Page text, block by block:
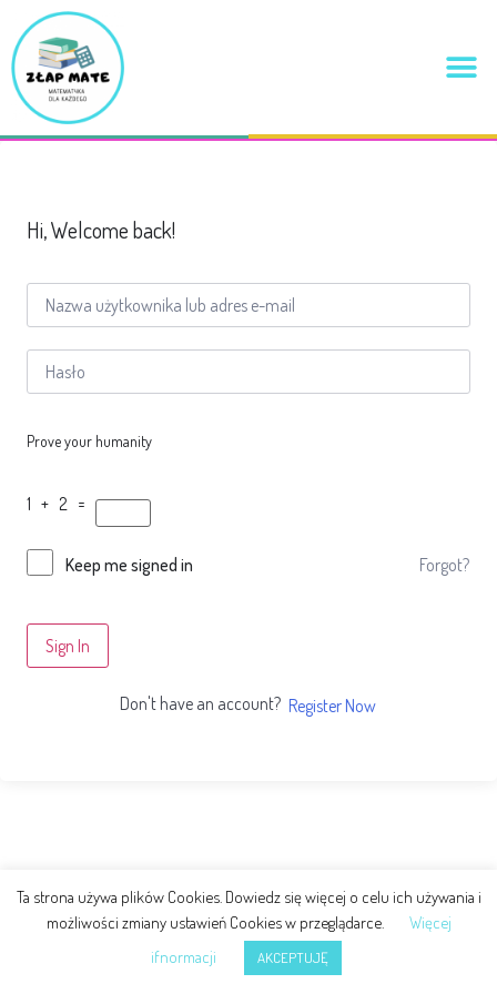
Hi, Welcome back!
Prove your humanity
1 + 2 =
Keep me signed in Forgot?
Sign In
Don't have an account? Register Now
Ta strona używa plików Cookies. Dowiedz się więcej o celu ich używania i
możliwości zmiany ustawień Cookies w przeglądarce.
Więcej
ifnormacji
AKCEPTUJĘ